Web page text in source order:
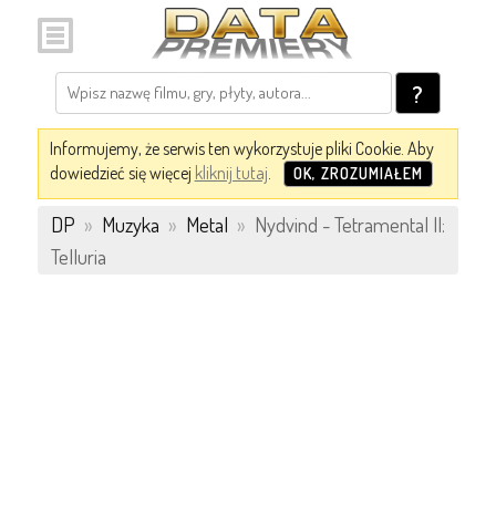
?
Informujemy, że serwis ten wykorzystuje pliki Cookie. Aby
dowiedzieć się więcej kliknij tutaj. OK, ZROZUMIAŁEM
DP » Muzyka » Metal » Nydvind - Tetramental II:
Telluria